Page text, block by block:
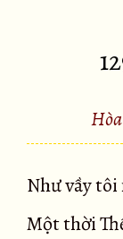
Như vầy tôi
Một thời